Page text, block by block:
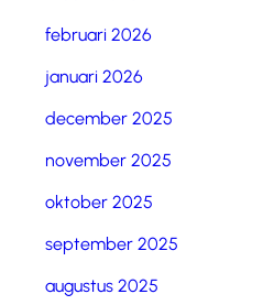
februari 2026
januari 2026
december 2025
november 2025
oktober 2025
september 2025
augustus 2025